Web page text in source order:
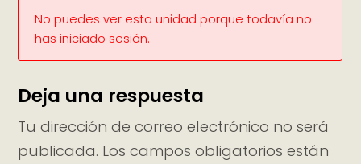
No puedes ver esta unidad porque todavía no
has iniciado sesión.
Deja una respuesta
Tu dirección de correo electrónico no será
publicada. Los campos obligatorios están